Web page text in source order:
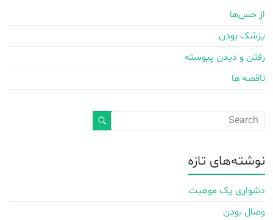
از حس‌ها
پزشک بودن
رفتن و دیدن پیوسته
ناقصه ها
نوشته‌های تازه
دشواری یک موهبت
وصال بودن